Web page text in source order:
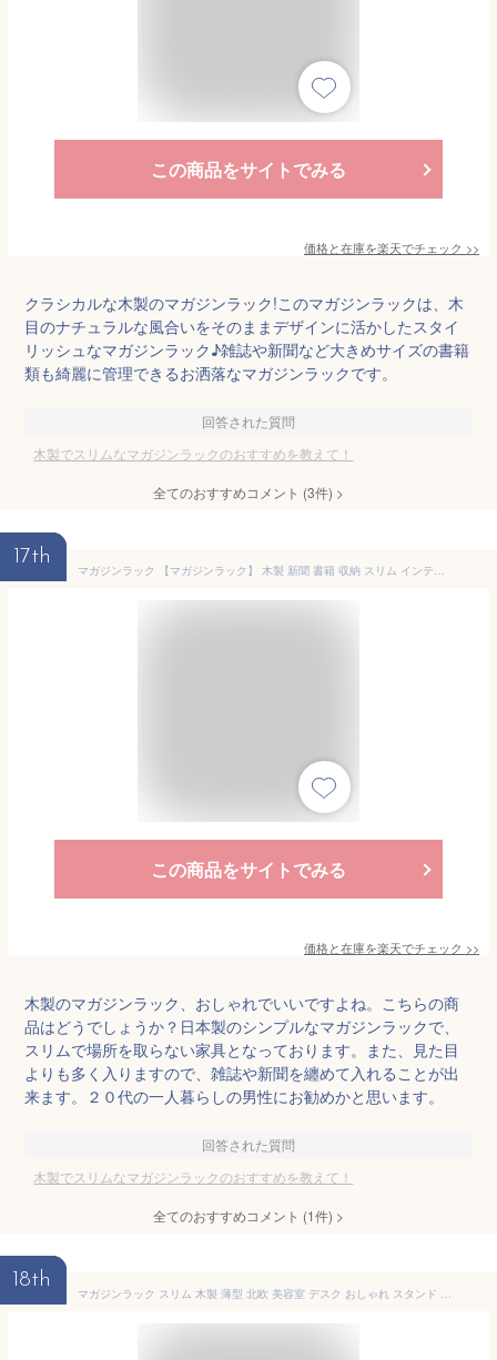
この商品をサイトでみる
価格と在庫を楽天でチェック >>
クラシカルな木製のマガジンラック!このマガジンラックは、木
目のナチュラルな風合いをそのままデザインに活かしたスタイ
リッシュなマガジンラック♪雑誌や新聞など大きめサイズの書籍
類も綺麗に管理できるお洒落なマガジンラックです。
回答された質問
木製でスリムなマガジンラックのおすすめを教えて！
全てのおすすめコメント (3件) >
17th
マガジンラック 【マガジンラック】 木製 新聞 書籍 収納 スリム インテリア 玄関 リビング サニタリー 日本製 人気 おしゃれ ギフト Ricod
この商品をサイトでみる
価格と在庫を楽天でチェック >>
木製のマガジンラック、おしゃれでいいですよね。こちらの商
品はどうでしょうか？日本製のシンプルなマガジンラックで、
スリムで場所を取らない家具となっております。また、見た目
よりも多く入りますので、雑誌や新聞を纏めて入れることが出
来ます。２０代の一人暮らしの男性にお勧めかと思います。
回答された質問
木製でスリムなマガジンラックのおすすめを教えて！
全てのおすすめコメント (1件) >
18th
マガジンラック スリム 木製 薄型 北欧 美容室 デスク おしゃれ スタンド 本棚 雑誌ラック 幅80cm 奥行35cm ナチュラル 本棚 書棚 本棚 シェルフ 光沢 おしゃれ かわいい 可愛い 業務用 新聞 雑誌収納 マガジンスタンド 雑誌ラック マガジンラック木製 【Pixi】 ピクシー